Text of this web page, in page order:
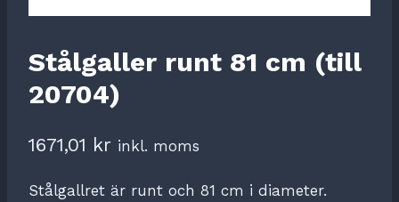
Stålgaller runt 81 cm (till
20704)
1671,01 kr inkl. moms
Stålgallret är runt och 81 cm i diameter.